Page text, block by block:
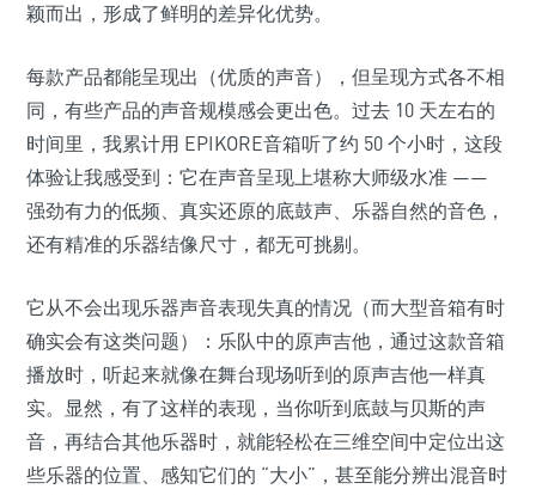
颖而出，形成了鲜明的差异化优势。
每款产品都能呈现出（优质的声音），但呈现方式各不相
同，有些产品的声音规模感会更出色。过去 10 天左右的
时间里，我累计用 EPIKORE音箱听了约 50 个小时，这段
体验让我感受到：它在声音呈现上堪称大师级水准 ——
强劲有力的低频、真实还原的底鼓声、乐器自然的音色，
还有精准的乐器结像尺寸，都无可挑剔。
它从不会出现乐器声音表现失真的情况（而大型音箱有时
确实会有这类问题）：乐队中的原声吉他，通过这款音箱
播放时，听起来就像在舞台现场听到的原声吉他一样真
实。显然，有了这样的表现，当你听到底鼓与贝斯的声
音，再结合其他乐器时，就能轻松在三维空间中定位出这
些乐器的位置、感知它们的 “大小”，甚至能分辨出混音时